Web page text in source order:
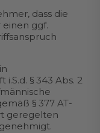
dass die
ggf.
§ 343 Abs. 2
§ 377 AT-
geregelten